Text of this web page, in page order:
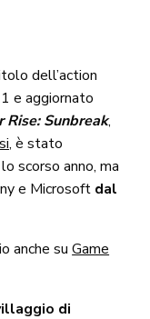
dell’action
e aggiornato
Rise: Sunbreak,
, è stato
scorso anno, ma
e Microsoft dal
anche suGame
di